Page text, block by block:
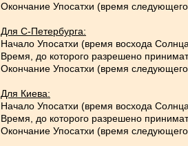
Окончание Упосатхи (время
Для С-Петербурга:
Начало Упосатхи (время восхода
Время, до которого разрешено
Окончание Упосатхи (время
Для Киева:
Начало Упосатхи (время восхода
Время, до которого разрешено
Окончание Упосатхи (время